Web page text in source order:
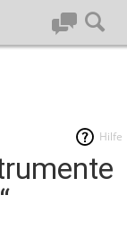
Hilfe